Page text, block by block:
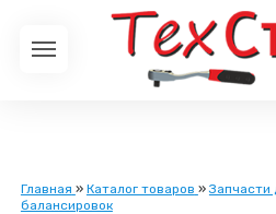
Главная » Каталог товаров »Запчасти
балансировок